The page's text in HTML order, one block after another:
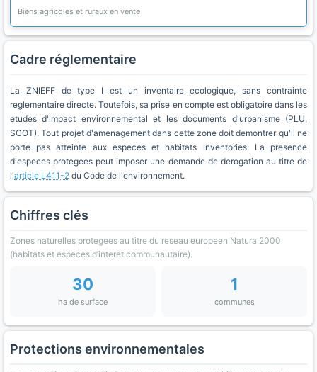
Biens agricoles et ruraux en vente
Cadre réglementaire
La ZNIEFF de type I est un inventaire ecologique, sans contrainte
reglementaire directe. Toutefois, sa prise en compte est obligatoire dans les
etudes d'impact environnemental et les documents d'urbanisme (PLU,
SCOT). Tout projet d'amenagement dans cette zone doit demontrer qu'il ne
porte pas atteinte aux especes et habitats inventories. La presence
d'especes protegees peut imposer une demande de derogation au titre de
l'article L411-2 du Code de l'environnement.
Chiffres clés
Zones naturelles protegees au titre du reseau europeen Natura 2000
(habitats et especes d’interet communautaire).
30
ha de surface
1
communes
Protections environnementales